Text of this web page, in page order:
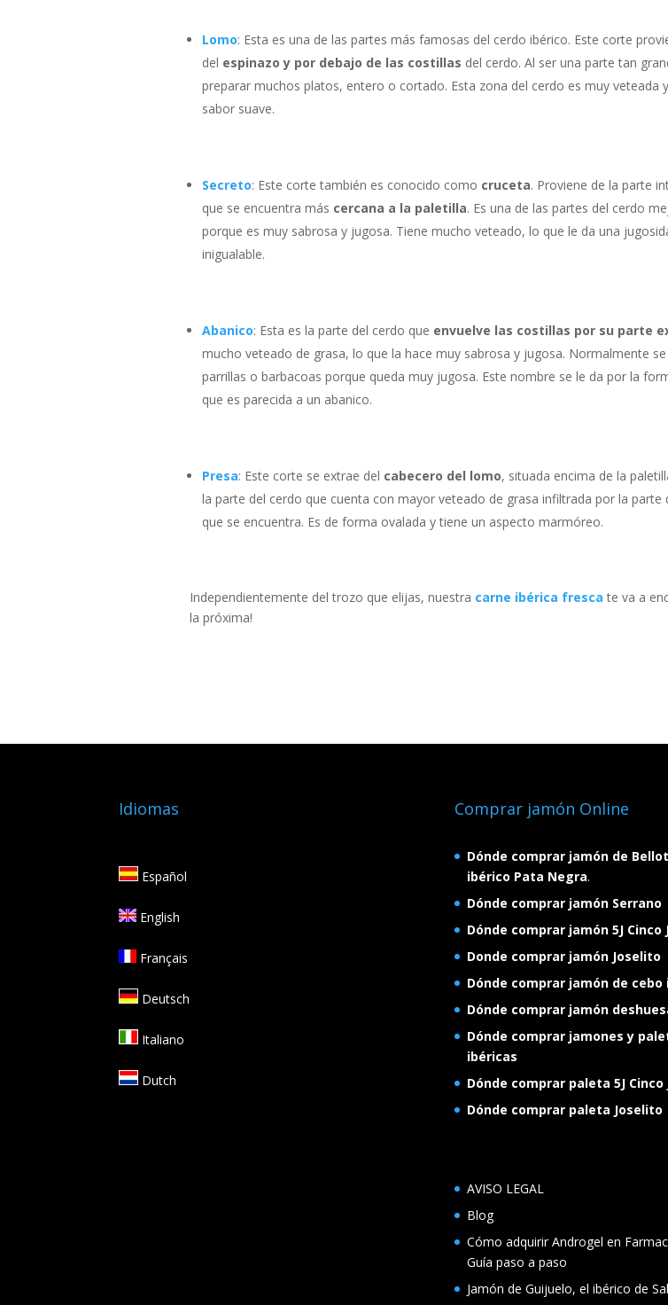
Lomo: Esta es una de las partes más famosas del cerdo ibérico. Este corte
del espinazo y por debajo de las costillas del cerdo. Al ser una parte tan
preparar muchos platos, entero o cortado. Esta zona del cerdo es muy veteada
sabor suave.
Secreto: Este corte también es conocido como cruceta. Proviene de la parte
que se encuentra más cercana a la paletilla. Es una de las partes del cerdo
porque es muy sabrosa y jugosa. Tiene mucho veteado, lo que le da una
inigualable.
Abanico: Esta es la parte del cerdo que envuelve las costillas por su parte
mucho veteado de grasa, lo que la hace muy sabrosa y jugosa. Normalmente
parrillas o barbacoas porque queda muy jugosa. Este nombre se le da por la
que es parecida a un abanico.
Presa: Este corte se extrae del cabecero del lomo, situada encima de la
la parte del cerdo que cuenta con mayor veteado de grasa infiltrada por la parte
que se encuentra. Es de forma ovalada y tiene un aspecto marmóreo.
Independientemente del trozo que elijas, nuestra carne ibérica fresca te va a
la próxima!
Idiomas
Español
English
Français
Deutsch
Italiano
Dutch
Comprar jamón Online
Dónde comprar jamón de
ibérico Pata Negra.
Dónde comprar jamón Serrano
Dónde comprar jamón 5J Cinco
Donde comprar jamón Joselito
Dónde comprar jamón de cebo
Dónde comprar jamón
Dónde comprar jamones y
ibéricas
Dónde comprar paleta 5J Cinco
Dónde comprar paleta Joselito
AVISO LEGAL
Blog
Cómo adquirir Androgel en
Guía paso a paso
Jamón de Guijuelo, el ibérico de